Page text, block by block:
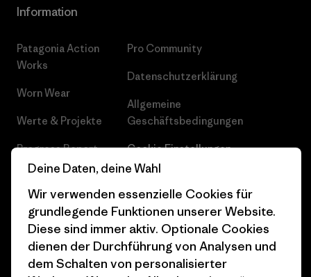
Information
Patagonia Action
Works
Worn Wear
Werte & Projekte
Progress Report
Business Unusual
Klimaziele
1% For The Planet
Wie wir finanzieren
Pro Community
Datenschutzerklärung
Allgemeine
Geschäftsbedingungen
Cookie Einstellungen
Karriere
Pressekontakt
Industry program
Affiliate-Programm
Deine Daten, deine Wahl
Wir verwenden essenzielle Cookies für
grundlegende Funktionen unserer Website.
Diese sind immer aktiv. Optionale Cookies
dienen der Durchführung von Analysen und
dem Schalten von personalisierter